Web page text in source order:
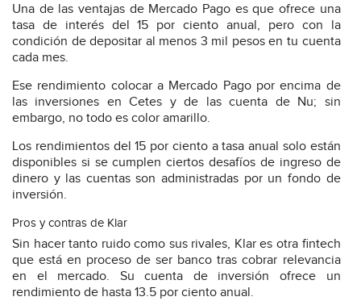
Una de las ventajas de Mercado Pago es que ofrece una
tasa de interés del 15 por ciento anual, pero con la
condición de depositar al menos 3 mil pesos en tu cuenta
cada mes.
Ese rendimiento colocar a Mercado Pago por encima de
las inversiones en Cetes y de las cuenta de Nu; sin
embargo, no todo es color amarillo.
Los rendimientos del 15 por ciento a tasa anual solo están
disponibles si se cumplen ciertos desafíos de ingreso de
dinero y las cuentas son administradas por un fondo de
inversión.
Pros y contras de Klar
Sin hacer tanto ruido como sus rivales, Klar es otra fintech
que está en proceso de ser banco tras cobrar relevancia
en el mercado. Su cuenta de inversión ofrece un
rendimiento de hasta 13.5 por ciento anual.